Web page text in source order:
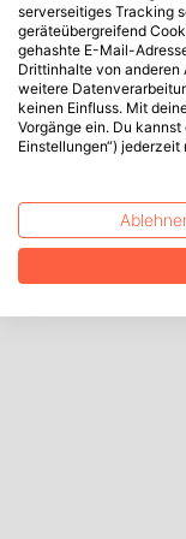
serverseitiges Tracking
geräteübergreifend
gehashte E-Mail-
Drittinhalte von anderen
weitere
keinen Einfluss. Mit
Vorgänge ein. Du
Einstellungen“)